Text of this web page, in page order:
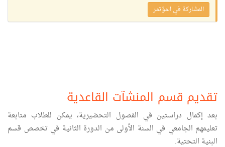
المشاركة في المؤتمر
تقديم قسم المنشآت القاعدية
بعد إكمال دراستين في الفصول التحضيرية، يمكن للطلاب متابعة
تعليمهم الجامعي في السنة الأولى من الدورة الثانية في تخصص قسم
البنية التحتية.